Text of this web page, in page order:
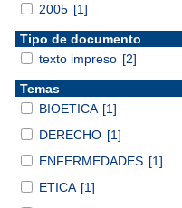
2005 [1]
Tipo de documento
texto impreso [2]
Temas
BIOETICA [1]
DERECHO [1]
ENFERMEDADES [1]
ETICA [1]